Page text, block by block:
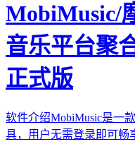
MobiMusic/
音乐平台聚
正式版
软件介绍MobiMusic是一
具，用户无需登录即可畅